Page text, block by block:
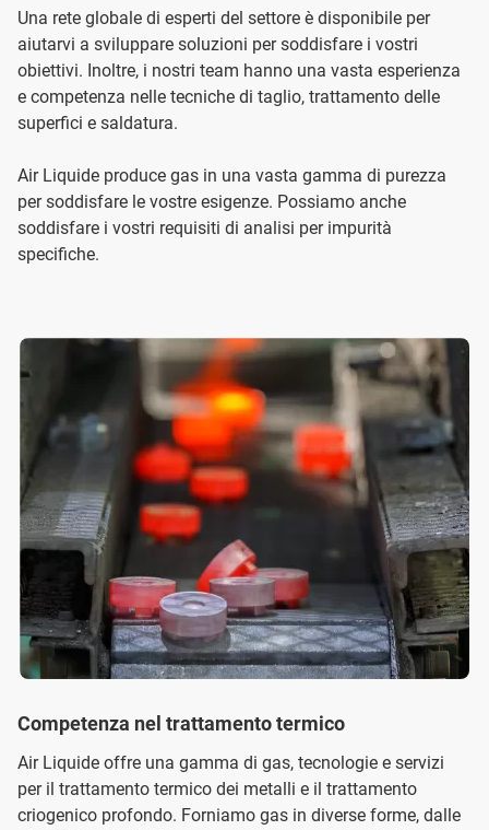
Una rete globale di esperti del settore è disponibile per
aiutarvi a sviluppare soluzioni per soddisfare i vostri
obiettivi. Inoltre, i nostri team hanno una vasta esperienza
e competenza nelle tecniche di taglio, trattamento delle
superfici e saldatura.
Air Liquide produce gas in una vasta gamma di purezza
per soddisfare le vostre esigenze. Possiamo anche
soddisfare i vostri requisiti di analisi per impurità
specifiche.
Competenza nel trattamento termico
Air Liquide offre una gamma di gas, tecnologie e servizi
per il trattamento termico dei metalli e il trattamento
criogenico profondo. Forniamo gas in diverse forme, dalle